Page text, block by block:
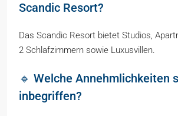
Scandic Resort?
Das Scandic Resort bietet Studios,
2 Schlafzimmern sowie Luxusvillen.
🔹 Welche Annehmlichkeiten
inbegriffen?